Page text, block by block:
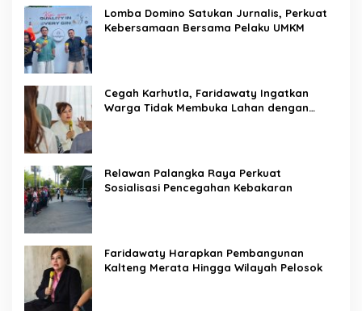
Lomba Domino Satukan Jurnalis, Perkuat
Kebersamaan Bersama Pelaku UMKM
Cegah Karhutla, Faridawaty Ingatkan
Warga Tidak Membuka Lahan dengan
Relawan Palangka Raya Perkuat
Sosialisasi Pencegahan Kebakaran
Faridawaty Harapkan Pembangunan
Kalteng Merata Hingga Wilayah Pelosok